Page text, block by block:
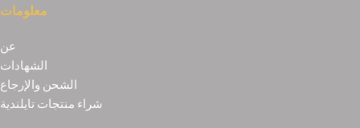
معلومات
عن
الشهادات
الشحن والإرجاع
شراء منتجات تايلندية